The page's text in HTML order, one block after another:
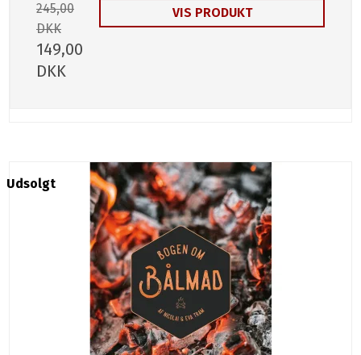
245,00
DKK
149,00
DKK
VIS PRODUKT
Udsolgt